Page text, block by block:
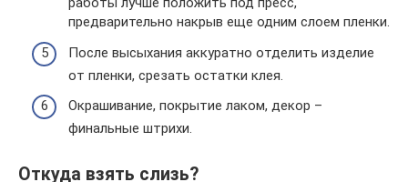
предварительно накрыв еще одним слоем пленки.
После высыхания аккуратно отделить изделие
от пленки, срезать остатки клея.
Окрашивание, покрытие лаком, декор –
финальные штрихи.
Откуда взять слизь?